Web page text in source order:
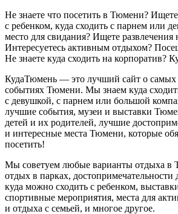
Не знаете что посетить в Тюмени? Ищете
с ребенком, куда сходить с парнем или
место для свидания? Ищете
Интересуетесь активным отдыхом?
Не знаете куда сходить на корпоратив?
КудаТюмень — это лучший сайт о самых
событиях Тюмени. Мы знаем куда
с девушкой, с парнем или большой
лучшие события, музеи и выставки
детей и их родителей, лучшие
и интересные места Тюмени, которые
посетить!
Мы советуем любые варианты отдыха
отдых в парках, достопримечательности
куда можно сходить с ребенком,
спортивные мероприятия, места для
и отдыха с семьей, и многое другое.